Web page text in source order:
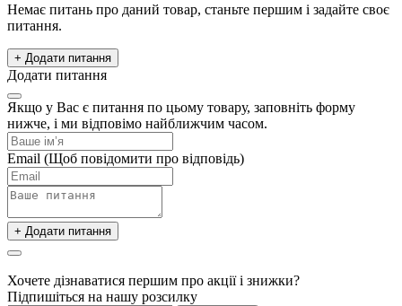
Немає питань про даний товар, станьте першим і задайте своє
питання.
+ Додати питання
Додати питання
Якщо у Вас є питання по цьому товару, заповніть форму
нижче, і ми відповімо найближчим часом.
Email (Щоб повідомити про відповідь)
+ Додати питання
Хочете дізнаватися першим про акції і знижки?
Підпишіться на нашу розсилку